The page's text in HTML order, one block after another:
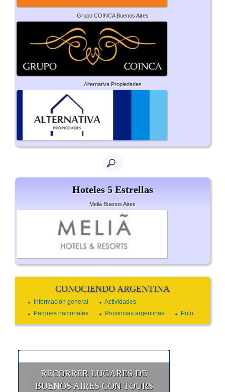
Grupo COINCA Buenos Aires
Alternativa Propiedades
Hoteles 5 Estrellas
Meliá Buenos Aires
CONOCIENDO ARGENTINA
Información general
Actividades
Parques nacionales
Provincias argentinas Polo
RECORRER LUGARES DE
BUENOS AIRES CON TOURS